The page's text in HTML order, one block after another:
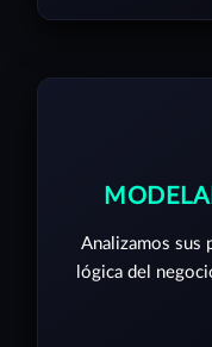
Analizamos sus
lógica del